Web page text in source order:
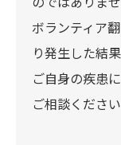
ボランティア
り発生した結
ご自身の疾患
ご相談ください